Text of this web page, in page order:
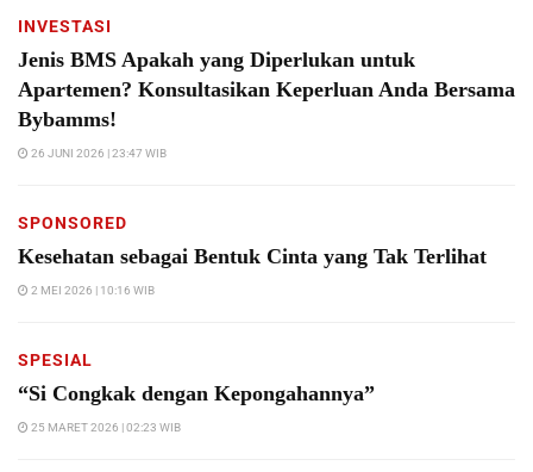
INVESTASI
Jenis BMS Apakah yang Diperlukan untuk
Apartemen? Konsultasikan Keperluan Anda Bersama
Bybamms!
26 JUNI 2026 | 23:47 WIB
SPONSORED
Kesehatan sebagai Bentuk Cinta yang Tak Terlihat
2 MEI 2026 | 10:16 WIB
SPESIAL
“Si Congkak dengan Kepongahannya”
25 MARET 2026 | 02:23 WIB